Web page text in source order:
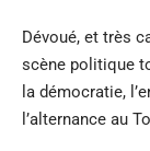
Dévoué, et très
scène politique
la démocratie,
l’alternance au